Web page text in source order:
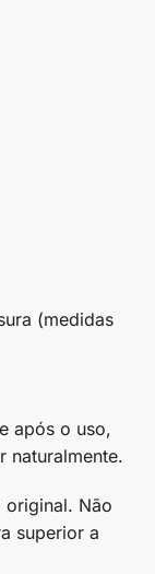
(medidas
após o uso,
naturalmente.
original. Não
superior a